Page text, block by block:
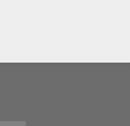
for the next